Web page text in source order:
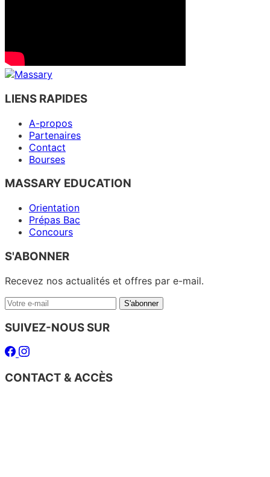
LIENS RAPIDES
A-propos
Partenaires
Contact
Bourses
MASSARY EDUCATION
Orientation
Prépas Bac
Concours
S'ABONNER
Recevez nos actualités et offres par e-mail.
Votre
e-
mail
S'abonner
SUIVEZ-NOUS SUR
Facebook
Instagram
CONTACT & ACCÈS